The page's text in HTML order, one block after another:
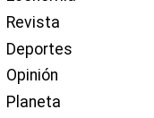
Revista
Deportes
Opinión
Planeta